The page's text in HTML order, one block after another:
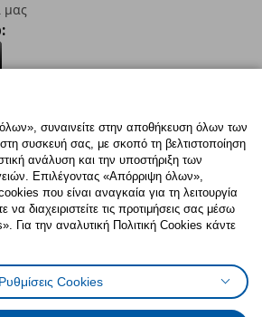
μας
YoutubePinterestTwitter
Δήλωση ψηφιακής προσβασιμότητας
cookiesΌροι Χρήσης
Προσωπικών Δεδομένων
συναινείτε στην αποθήκευση όλων των
συσκευή σας, με σκοπό τη βελτιστοποίηση
ανάλυση και την υποστήριξη των
Επιλέγοντας «Απόρριψη όλων»,
που είναι αναγκαία για τη λειτουργία
να διαχειριστείτε τις προτιμήσεις σας μέσω
Για την αναλυτική Πολιτική Cookies κάντε
Ρυθμίσεις Cookies